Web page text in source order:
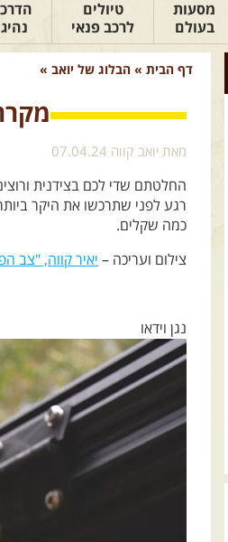
מסעות
בעולם
טיולים
לרכב פנאי
דף הבית » הבלוג של יואב »
מאת יואב קווה 07.04.24
החלטתם שדי לכם בצידנית
רגע לפני שתרכשו את היקר
כמה שקלים.
צילום ועריכה – יאיר קווה, "צב
נגן וידאו